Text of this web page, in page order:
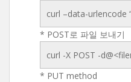
curl –data-urlencode
* POST로 파일 보내기
curl -X POST -
* PUT method